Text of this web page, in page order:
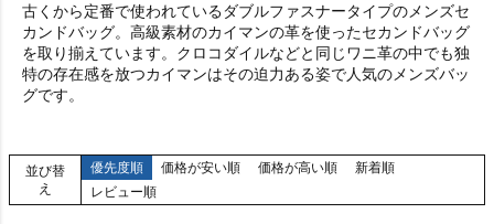
古くから定番で使われているダブルファスナータイプのメンズセ
カンドバッグ。高級素材のカイマンの革を使ったセカンドバッグ
を取り揃えています。クロコダイルなどと同じワニ革の中でも独
特の存在感を放つカイマンはその迫力ある姿で人気のメンズバッ
グです。
並び替
え
優先度順 価格が安い順 価格が高い順
新着順
レビュー順